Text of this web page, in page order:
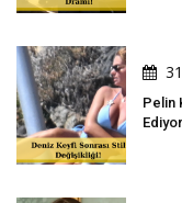
Pelin